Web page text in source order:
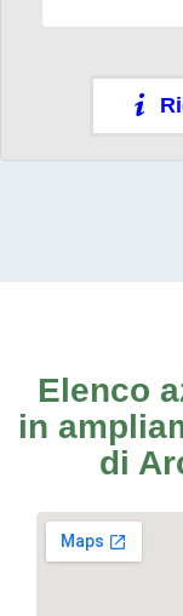
Elenco
in
di